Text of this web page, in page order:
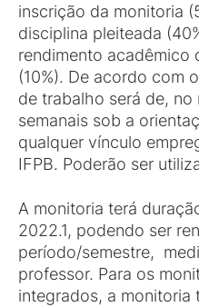
inscrição da monitoria
disciplina pleiteada
rendimento acadêmico
(10%). De acordo com
de trabalho será de, no
semanais sob a
qualquer vínculo
IFPB. Poderão ser
A monitoria terá
2022.1, podendo ser
período/semestre,
professor. Para os
integrados, a monitoria